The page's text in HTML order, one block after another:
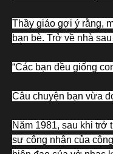
Thầy giáo gợi ý rằng,
bạn bè. Trở về nhà
“Các bạn đều giống
Câu chuyện bạn vừa
Năm 1981, sau khi trở
sự công nhận của